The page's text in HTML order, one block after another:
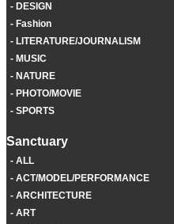
DESIGN
Fashion
LITERATURE/JOURNALISM
MUSIC
NATURE
PHOTO/MOVIE
SPORTS
Sanctuary
ALL
ACT/MODEL/PERFORMANCE
ARCHITECTURE
ART